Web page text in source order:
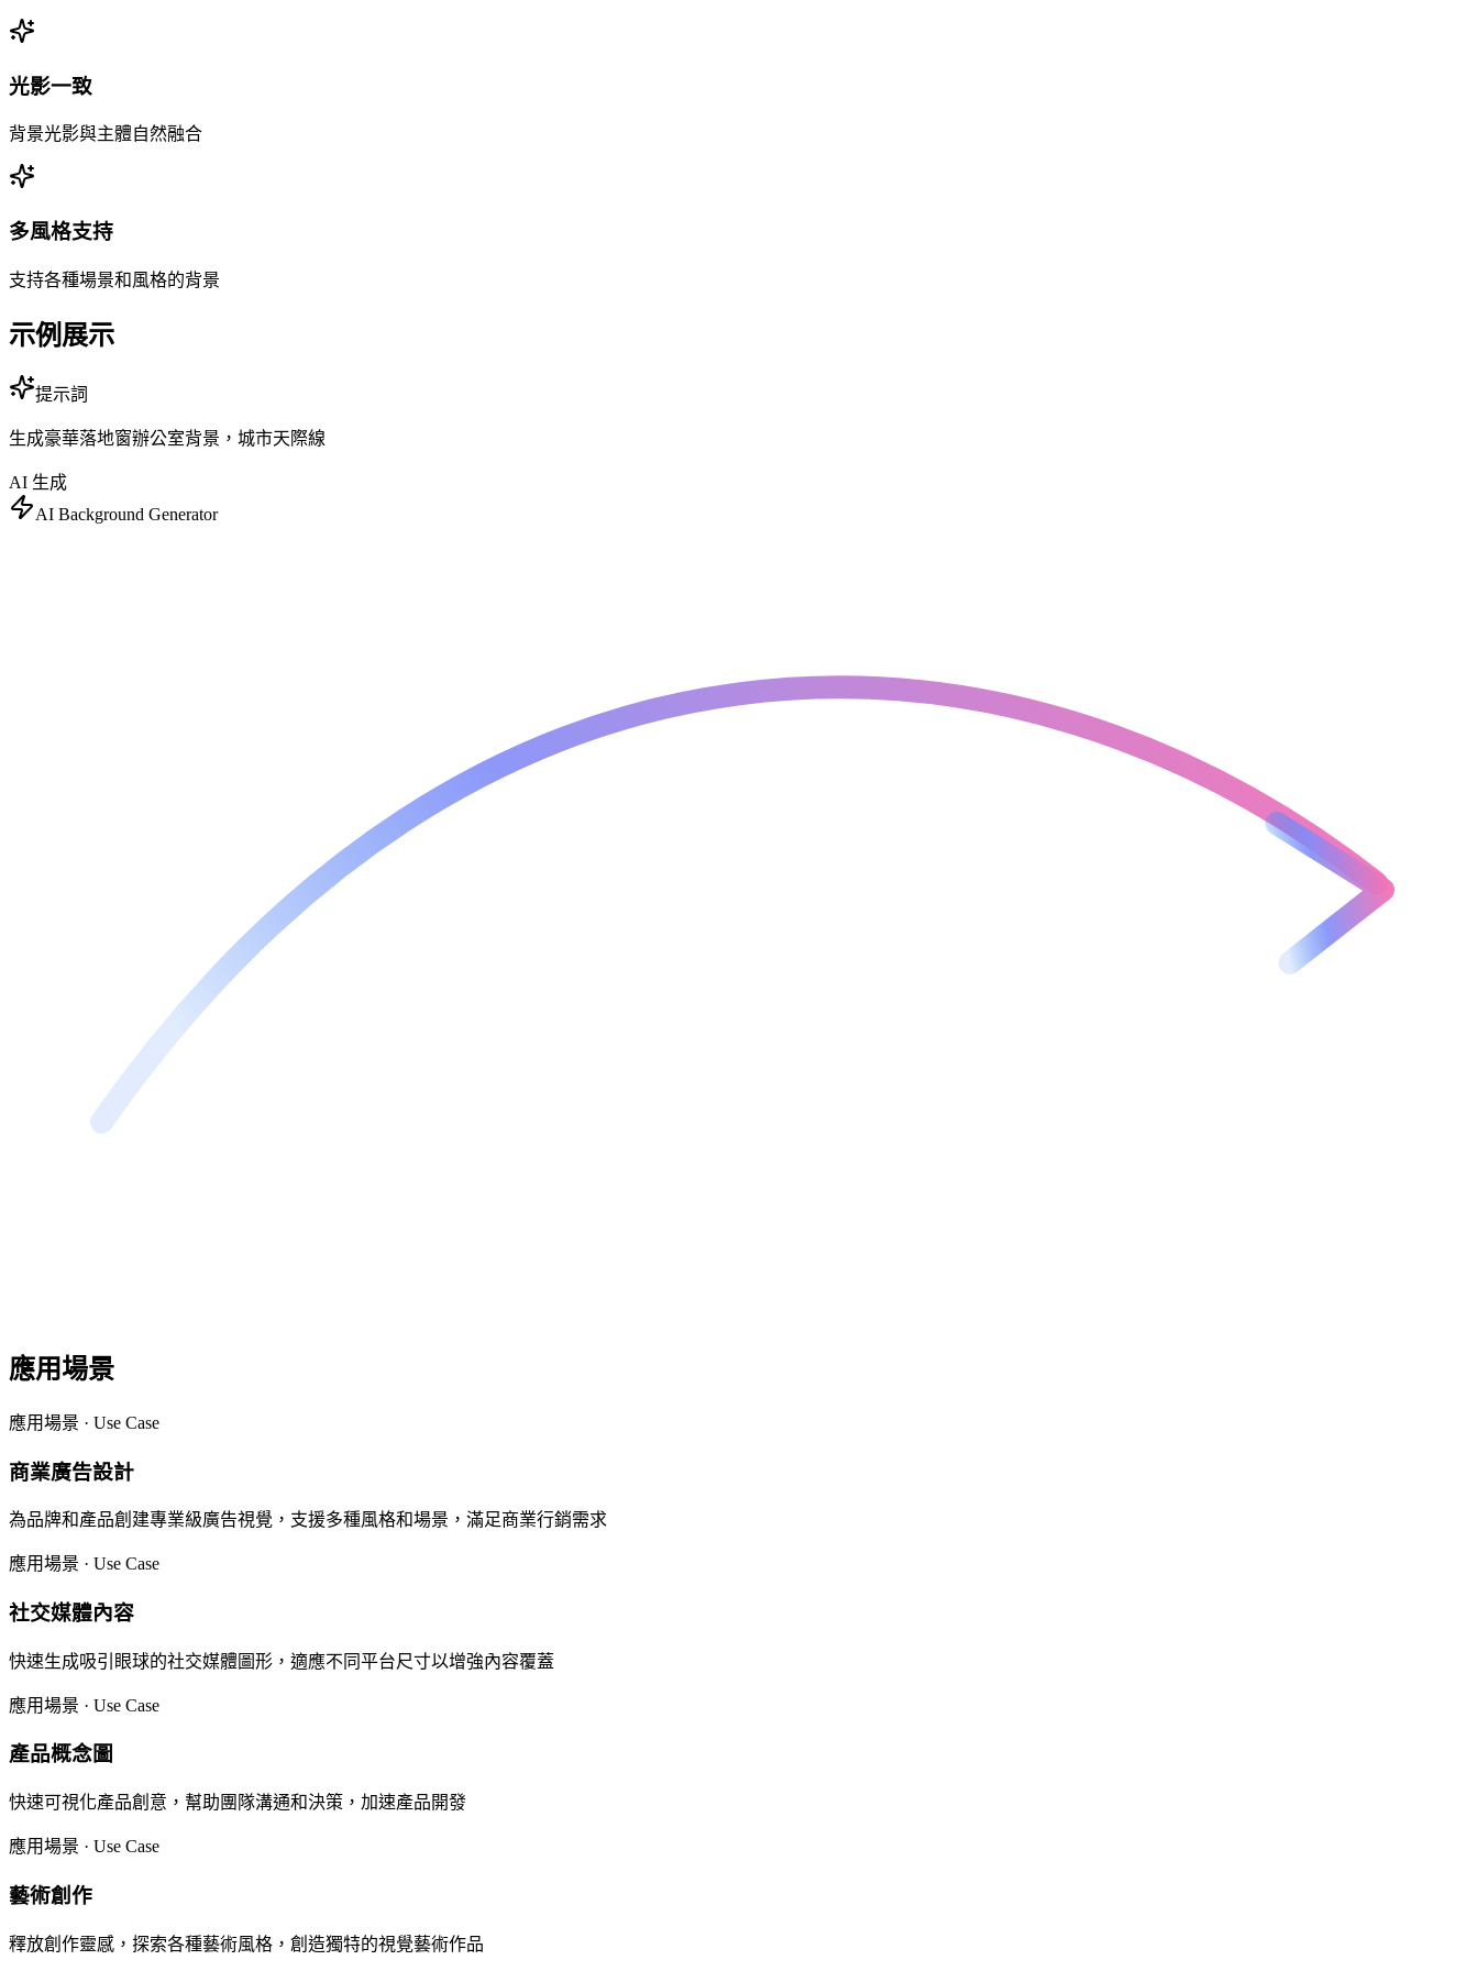
光影一致
背景光影與主體自然融合
多風格支持
支持各種場景和風格的背景
示例展示
提示詞
生成豪華落地窗辦公室背景，城市天際線
AI 生成
AI Background Generator
應用場景
應用場景 · Use Case
商業廣告設計
為品牌和產品創建專業級廣告視覺，支援多種風格和場景，滿足商業行銷需求
應用場景 · Use Case
社交媒體內容
快速生成吸引眼球的社交媒體圖形，適應不同平台尺寸以增強內容覆蓋
應用場景 · Use Case
產品概念圖
快速可視化產品創意，幫助團隊溝通和決策，加速產品開發
應用場景 · Use Case
藝術創作
釋放創作靈感，探索各種藝術風格，創造獨特的視覺藝術作品